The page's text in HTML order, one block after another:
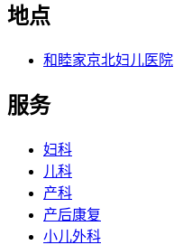
地点
和睦家京北妇儿医院
服务
妇科
儿科
产科
产后康复
小儿外科